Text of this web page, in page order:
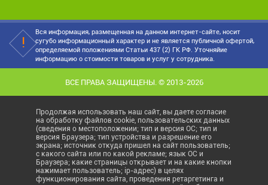
Вся информация, размещенная на данном интернет-сайте, носит
сугубо информационный характер и не является публичной офертой,
определяемой положениями Статьи 437 (2) ГК РФ. Уточняйие
информацию о стоимости товаров и услуг у сотрудника.
ВСЕ ПРАВА ЗАЩИЩЕНЫ. © 2013-2026
Продолжая использовать наш сайт, вы даете согласие
на обработку файлов cookie, пользовательских данных
(сведения о местоположении; тип и версия ОС; тип и
версия Браузера; тип устройства и разрешение его
экрана; источник откуда пришел на сайт пользователь;
с какого сайта или по какой рекламе; язык ОС и
Браузера; какие страницы открывает и на какие кнопки
нажимает пользователь; ip-адрес) в целях
функционирования сайта, проведения ретаргетинга и